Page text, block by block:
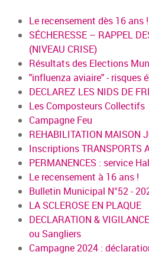
Le recensement dès 16 ans !
SÉCHERESSE – RAPPEL
(NIVEAU CRISE)
Résultats des Elections
"influenza aviaire" - risques
DECLAREZ LES NIDS DE
Les Composteurs Collectifs
Campagne Feu
REHABILITATION MAISON
Inscriptions TRANSPORTS
PERMANENCES : service
Le recensement à 16 ans !
Bulletin Municipal N°52 -
LA SCLEROSE EN PLAQUE
DECLARATION &
ou Sangliers
Campagne 2024 :